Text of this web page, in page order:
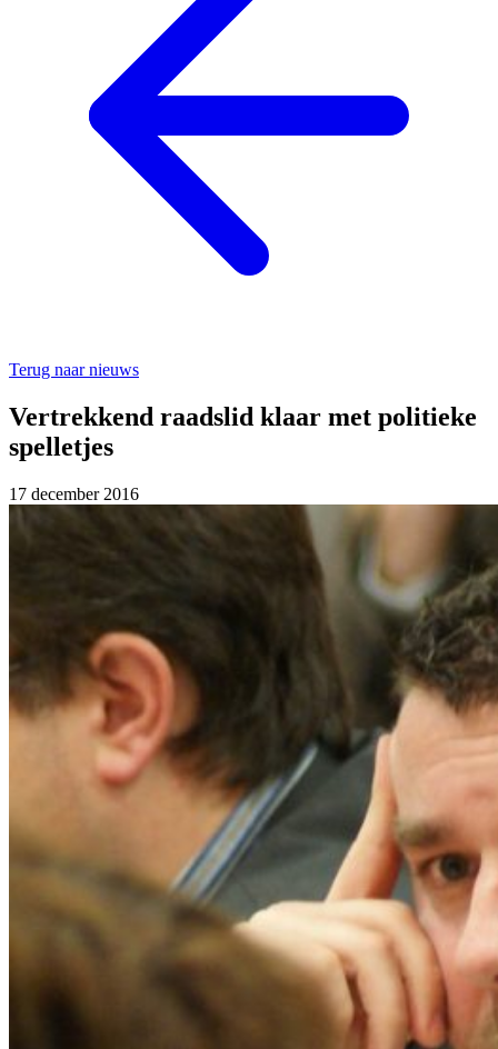
Terug naar nieuws
Vertrekkend raadslid klaar met politieke
spelletjes
17 december 2016